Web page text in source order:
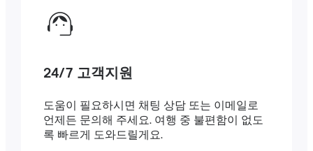
24/7 고객지원
도움이 필요하시면 채팅 상담 또는 이메일로
언제든 문의해 주세요. 여행 중 불편함이 없도
록 빠르게 도와드릴게요.